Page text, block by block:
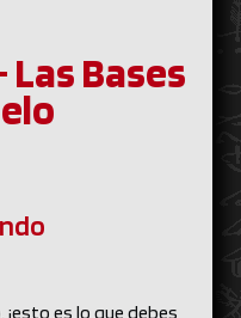
Bases
¡esto es lo que debes